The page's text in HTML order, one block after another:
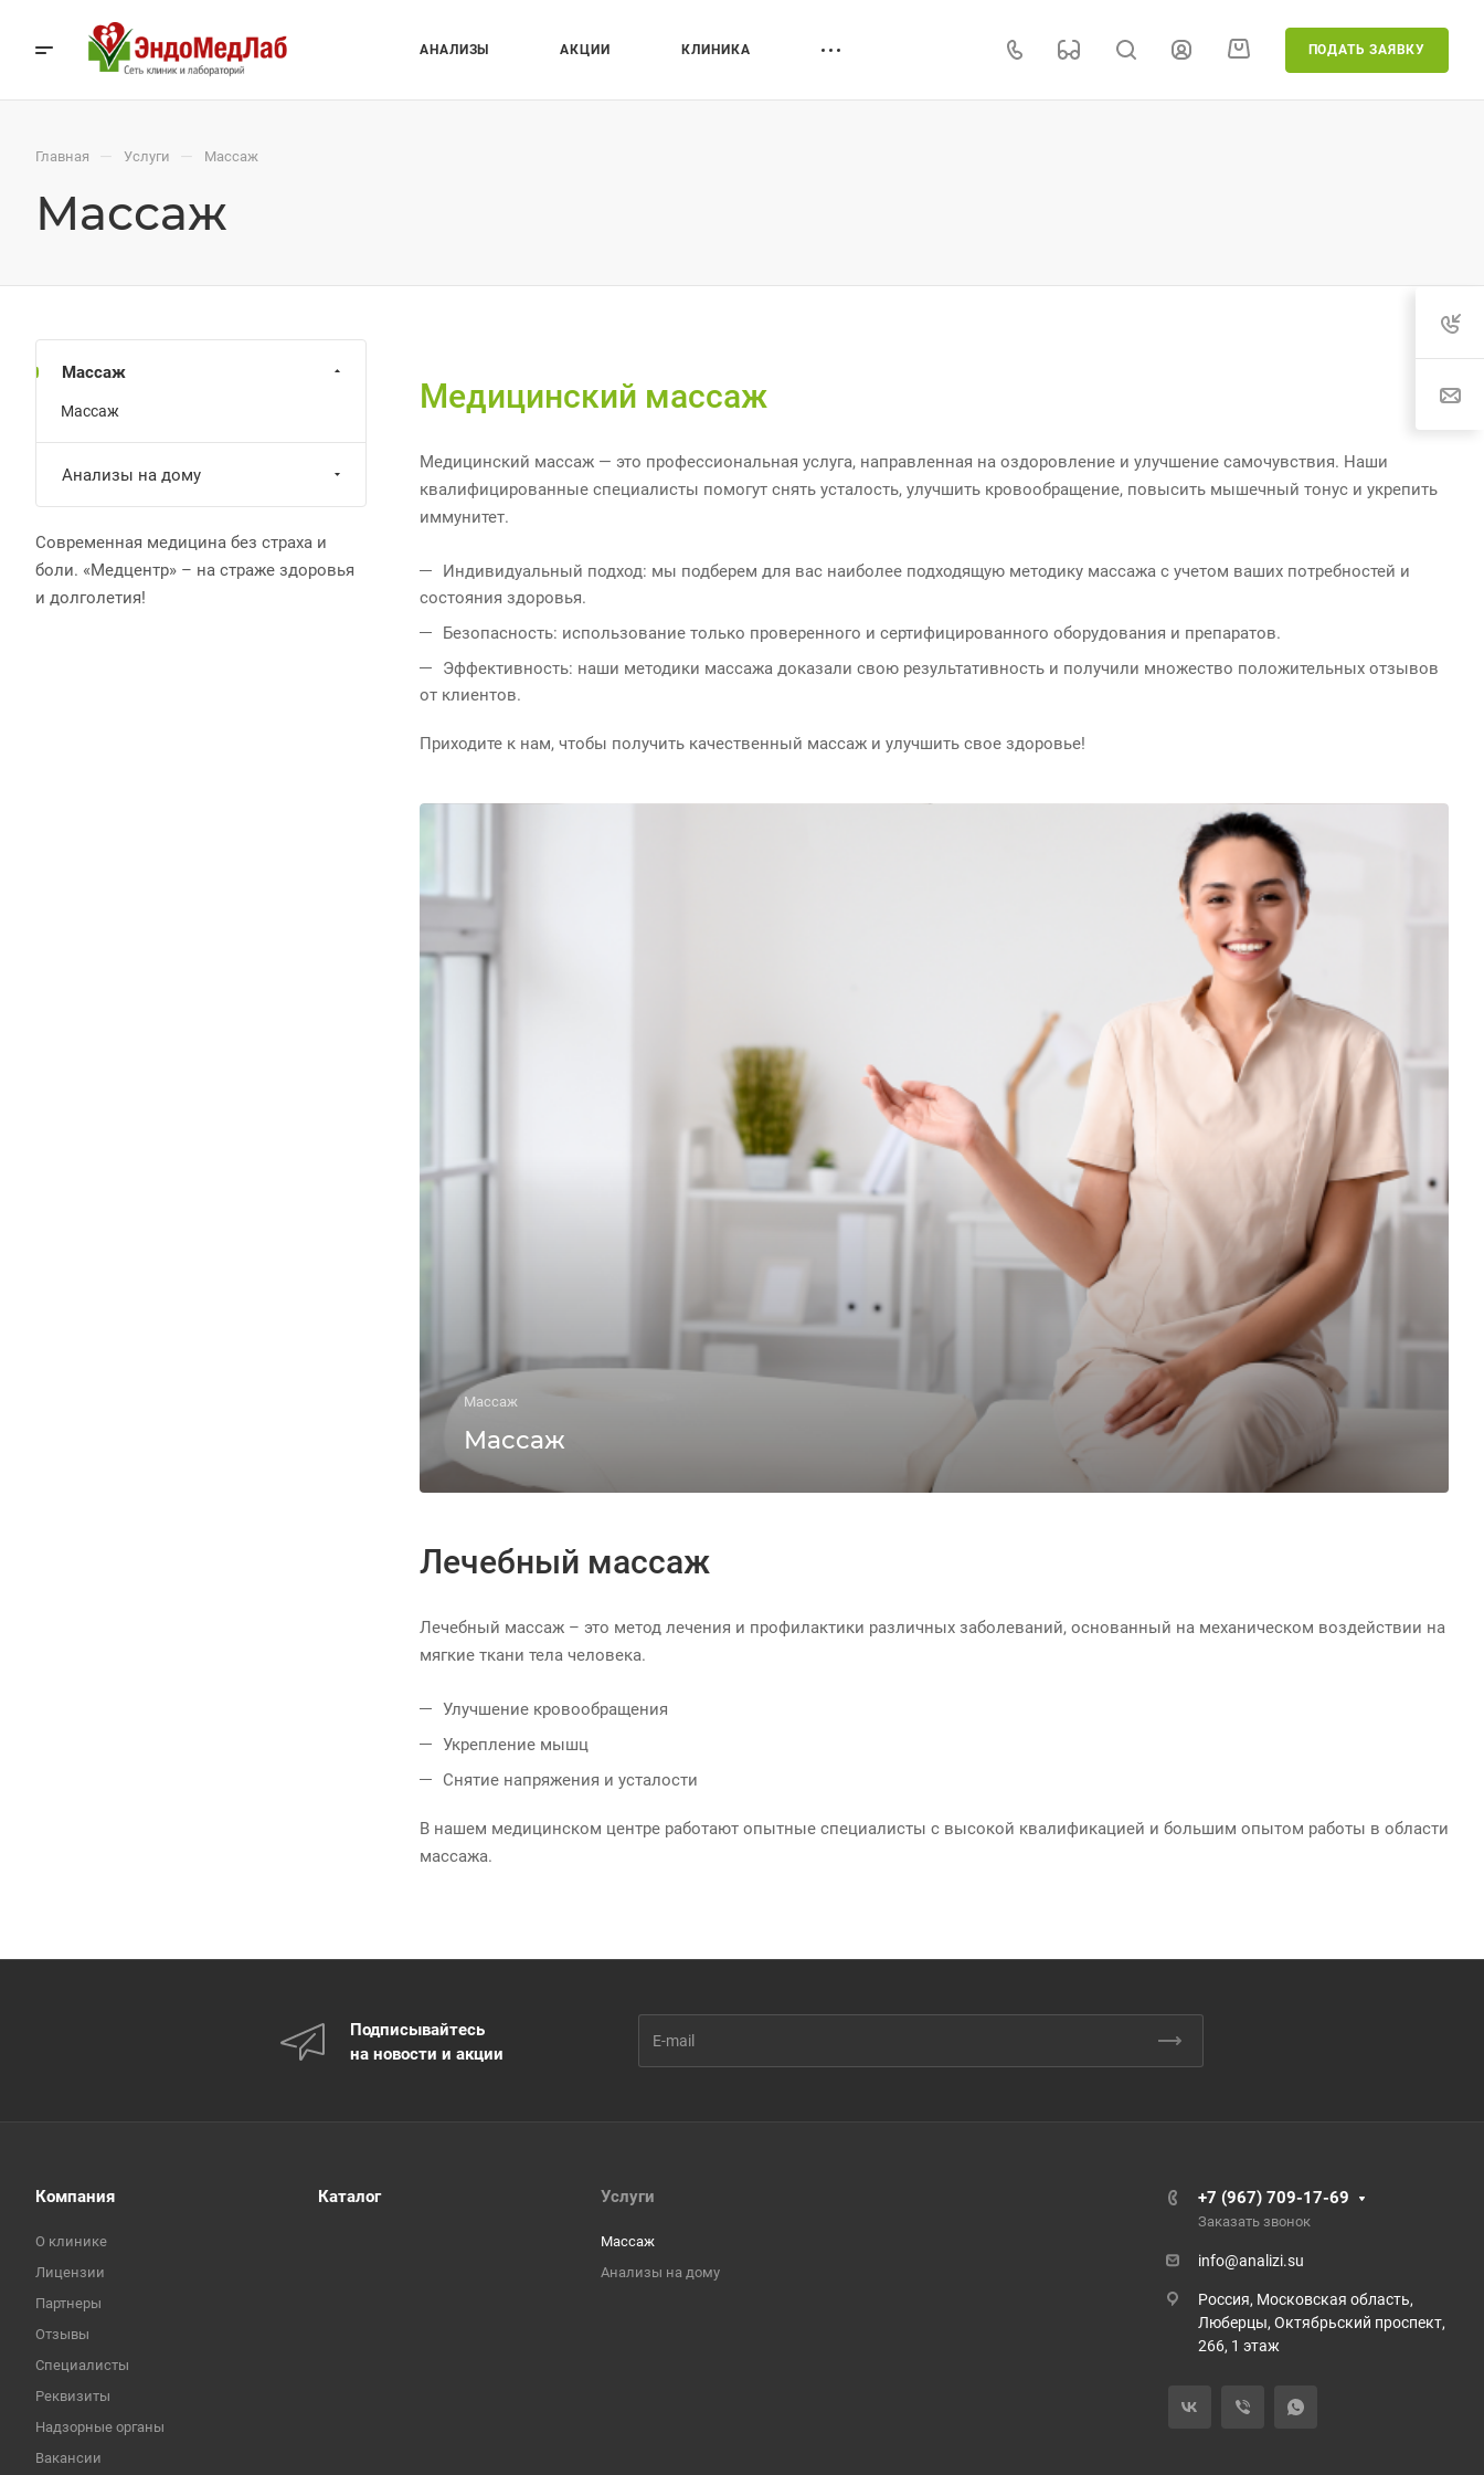
АНАЛИЗЫ АКЦИИ КЛИНИКА ПОДАТЬ ЗАЯВКУ
Главная — Услуги — Массаж
Массаж
Медицинский массаж
Медицинский массаж — это профессиональная услуга, направленная на оздоровление и улучшение самочувствия. Наши
квалифицированные специалисты помогут снять усталость, улучшить кровообращение, повысить мышечный тонус и укрепить
иммунитет.
Индивидуальный подход: мы подберем для вас наиболее подходящую методику массажа с учетом ваших потребностей и
состояния здоровья.
Безопасность: использование только проверенного и сертифицированного оборудования и препаратов.
Эффективность: наши методики массажа доказали свою результативность и получили множество положительных отзывов
от клиентов.
Приходите к нам, чтобы получить качественный массаж и улучшить свое здоровье!
Массаж
Массаж
Лечебный массаж
Лечебный массаж – это метод лечения и профилактики различных заболеваний, основанный на механическом воздействии на
мягкие ткани тела человека.
Улучшение кровообращения
Укрепление мышц
Снятие напряжения и усталости
В нашем медицинском центре работают опытные специалисты с высокой квалификацией и большим опытом работы в области
массажа.
Массаж
Массаж
Анализы на дому
Современная медицина без страха и
боли. «Медцентр» – на страже здоровья
и долголетия!
Подписывайтесь
на новости и акции
Компания
О клинике
Лицензии
Партнеры
Отзывы
Специалисты
Реквизиты
Надзорные органы
Вакансии
Каталог Услуги
Массаж
Анализы на дому
+7 (967) 709-17-69
Заказать звонок
info@analizi.su
Россия, Московская область,
Люберцы, Октябрьский проспект,
266, 1 этаж